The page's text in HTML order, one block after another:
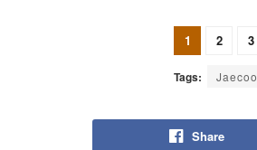
1 2 3
Tags: Jaecoo
Share